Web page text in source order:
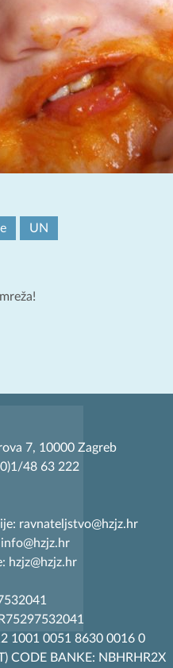
UN
7, 10000 Zagreb
48 63 222
ravnateljstvo@hzjz.hr
hzjz@hzjz.hr
1001 0051 8630 0016 0
CODE BANKE: NBHRHR2X